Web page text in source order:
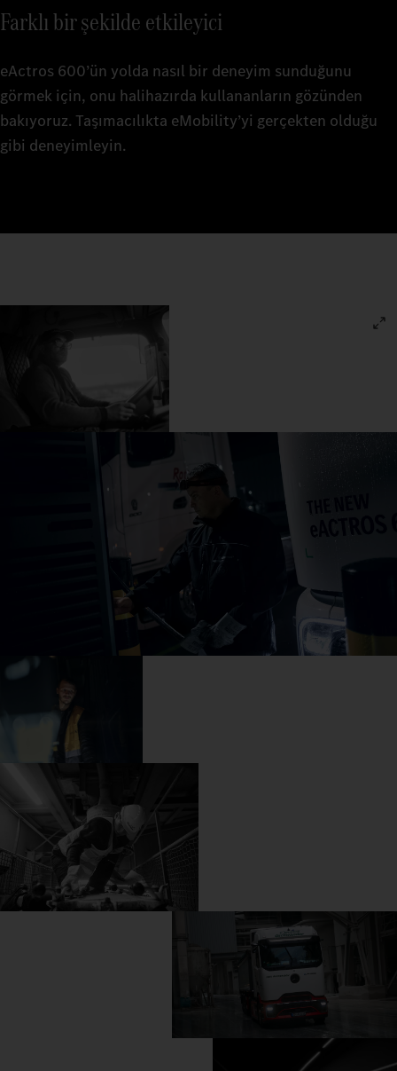
Farklı bir şekilde etkileyici
eActros 600’ün yolda nasıl bir deneyim sunduğunu
görmek için, onu halihazırda kullananların gözünden
bakıyoruz. Taşımacılıkta eMobility’yi gerçekten olduğu
gibi deneyimleyin.